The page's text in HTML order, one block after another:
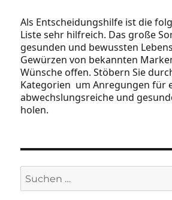
Als Entscheidungshilfe ist die
Liste sehr hilfreich. Das große
gesunden und bewussten
Gewürzen von bekannten
Wünsche offen. Stöbern Sie
Kategorien um Anregungen für
abwechslungsreiche und
holen.
Suchen
nach: